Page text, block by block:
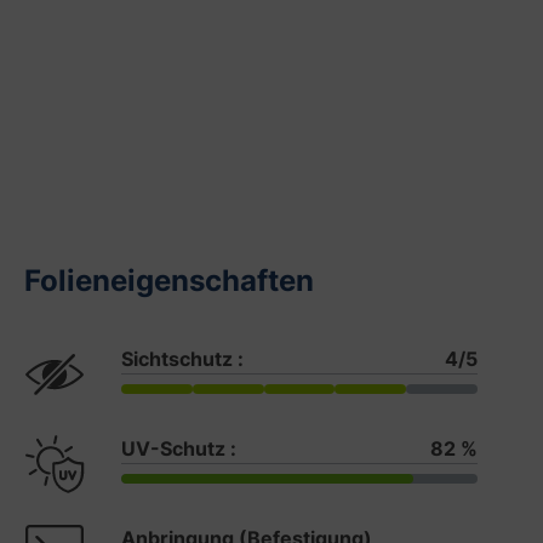
Folieneigenschaften
Sichtschutz : 4/5
UV-Schutz : 82 %
Anbringung (Befestigung)